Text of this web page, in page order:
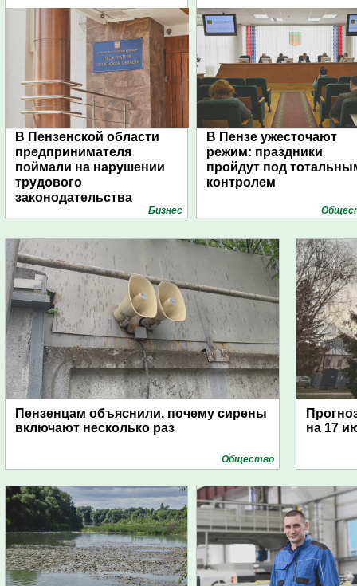
В Пензенской области
предпринимателя
поймали на нарушении
трудового
законодательства
Бизнес
В Пензе ужесточают
режим: праздники
пройдут под
контролем
Пензенцам объяснили, почему сирены
включают несколько раз
Общество
на 17